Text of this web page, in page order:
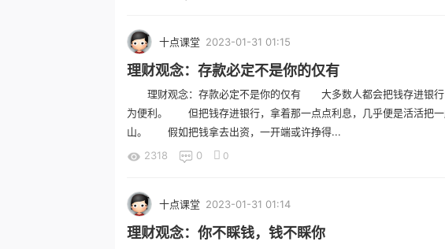
十点课堂 2023-01-31 01:15
理财观念：存款必定不是你的仅有
理财观念：存款必定不是你的仅有 大多数人都会把钱存进银行
为便利。 但把钱存进银行，拿着那一点点利息，几乎便是活活把一
山。 假如把钱拿去出资，一开端或许挣得...
2318
0 0
十点课堂 2023-01-31 01:14
理财观念：你不睬钱，钱不睬你